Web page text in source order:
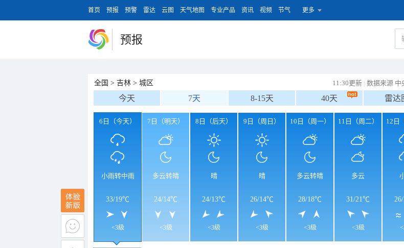
首页 预报 预警 雷达 云图 天气地图 专业产品 资讯 视频 节气 更多
预报
全国 > 吉林 > 城区 11:30更新 | 数据来源 中
今天 7天 8-15天 40天 雷达
6日（今天）
小雨转中雨
33/19℃
<3级
7日（明天）
多云转晴
24/14℃
<3级
8日（后天）
晴
24/13℃
<3级
9日（周日）
晴
26/14℃
<3级
10日（周一）
多云转晴
28/18℃
<3级
11日（周二）
多云
31/21℃
<3级
12日
26/